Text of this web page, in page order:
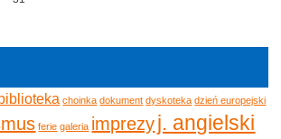
choinka dokument dyskoteka dzień europejski
ferie galeria imprezyj. angielski